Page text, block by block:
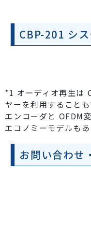
CBP-201 シス
*1 オーディオ再生は
ヤーを利用すること
エンコーダと OFDM
エコノミーモデルもあ
お問い合わせ
製品のカタログダ
製品についてのお